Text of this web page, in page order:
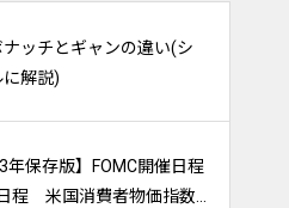
ナッチとギャンの違い(シ
に解説)
年保存版】FOMC開催日程
程 米国消費者物価指数